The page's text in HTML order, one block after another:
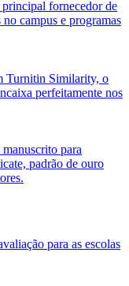
fornecedor de
campus e programas
Turnitin Similarity, o
perfeitamente nos
para
padrão de ouro
para as escolas